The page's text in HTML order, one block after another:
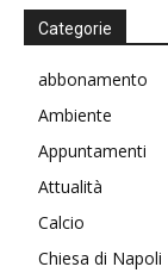
Categorie
abbonamento
Ambiente
Appuntamenti
Attualità
Calcio
Chiesa di Napoli